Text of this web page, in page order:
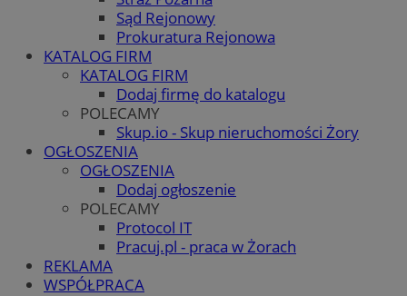
Sąd Rejonowy
Prokuratura Rejonowa
KATALOG FIRM
KATALOG FIRM
Dodaj firmę do katalogu
POLECAMY
Skup.io - Skup nieruchomości Żory
OGŁOSZENIA
OGŁOSZENIA
Dodaj ogłoszenie
POLECAMY
Protocol IT
Pracuj.pl - praca w Żorach
REKLAMA
WSPÓŁPRACA